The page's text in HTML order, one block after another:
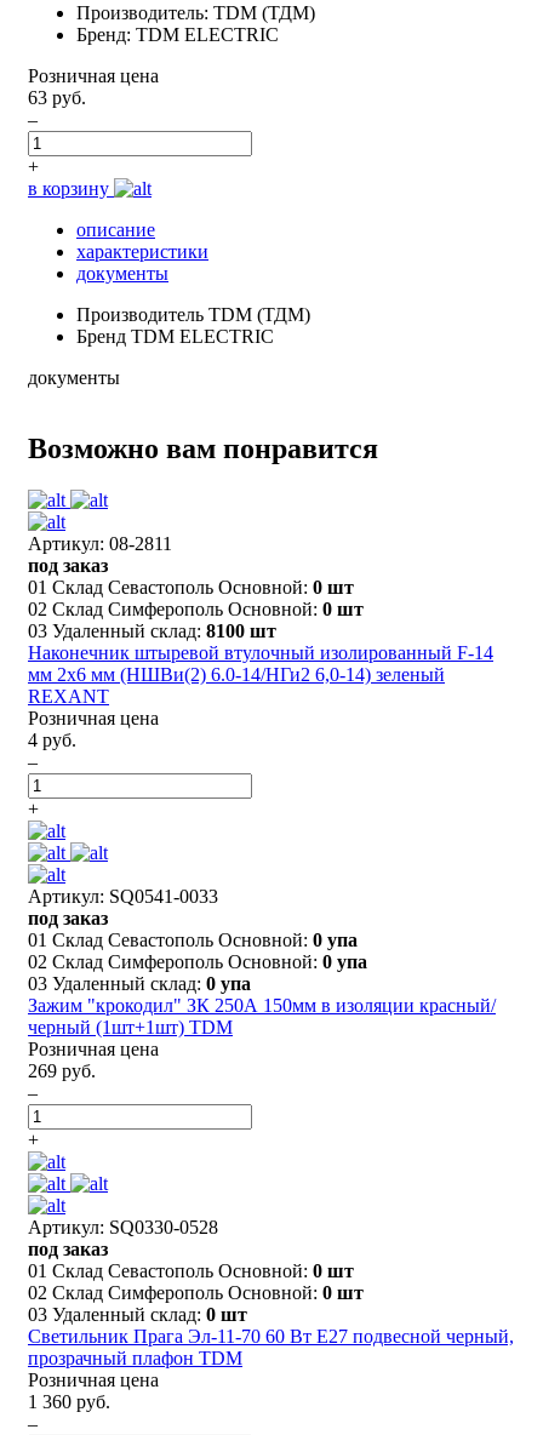
Производитель: TDM (ТДМ)
Бренд: TDM ELECTRIC
Розничная цена
63 руб.
–
+
в корзину
описание
характеристики
документы
Производитель TDM (ТДМ)
Бренд TDM ELECTRIC
документы
Возможно вам понравится
Артикул: 08-2811
под заказ
01 Склад Севастополь Основной: 0 шт
02 Склад Симферополь Основной: 0 шт
03 Удаленный склад: 8100 шт
Наконечник штыревой втулочный изолированный F-14
мм 2х6 мм (НШВи(2) 6.0-14/НГи2 6,0-14) зеленый
REXANT
Розничная цена
4 руб.
–
+
Артикул: SQ0541-0033
под заказ
01 Склад Севастополь Основной: 0 упа
02 Склад Симферополь Основной: 0 упа
03 Удаленный склад: 0 упа
Зажим "крокодил" ЗК 250А 150мм в изоляции красный/
черный (1шт+1шт) TDM
Розничная цена
269 руб.
–
+
Артикул: SQ0330-0528
под заказ
01 Склад Севастополь Основной: 0 шт
02 Склад Симферополь Основной: 0 шт
03 Удаленный склад: 0 шт
Светильник Прага Эл-11-70 60 Вт Е27 подвесной черный,
прозрачный плафон TDM
Розничная цена
1 360 руб.
–